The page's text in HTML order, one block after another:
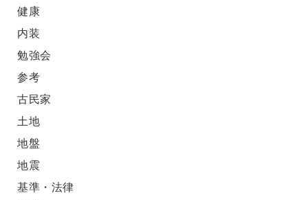
健康
内装
勉強会
参考
古民家
土地
地盤
地震
基準・法律